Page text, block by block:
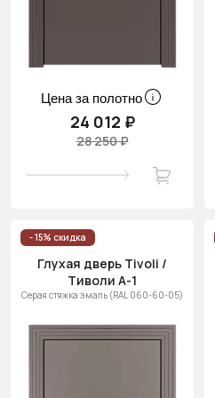
Цена за полотно
24 012 ₽
28 250 ₽
- 15% скидка
Глухая дверь Tivoli /
Тиволи А-1
Серая стяжка эмаль (RAL 060-60-05)